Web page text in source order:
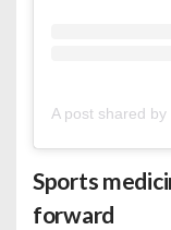
A post shared
Sports
forward